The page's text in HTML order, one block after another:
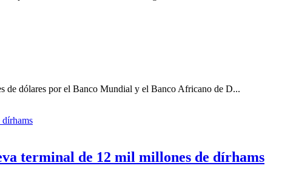
de dólares por el Banco Mundial y el Banco Africano de D...
terminal de 12 mil millones de dírhams